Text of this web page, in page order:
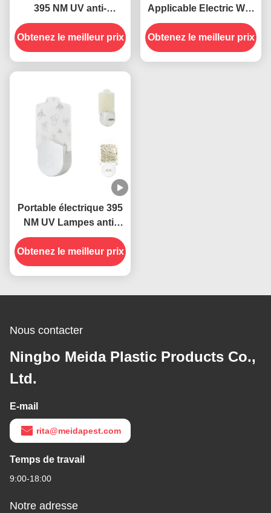
395 NM UV anti-
moustiques durable et
efficace
Obtenez le meilleur prix
Applicable Electric Wall
Plug-in Socket UV
Lampes anti-
moustiques État solide
Obtenez le meilleur prix
Portable électrique 395
NM UV Lampes anti-
moustiques Insectes
volants
Obtenez le meilleur prix
Nous contacter
Ningbo Meida Plastic Products Co.,
Ltd.
E-mail
rita@meidapest.com
Temps de travail
9:00-18:00
Notre adresse